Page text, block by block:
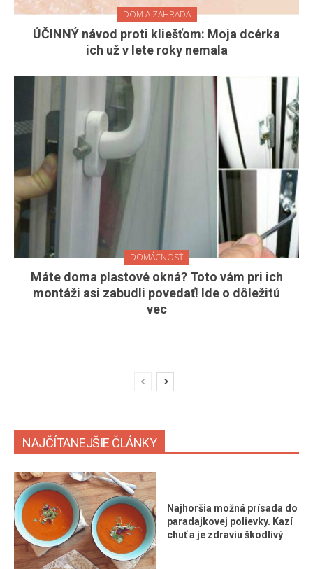
DOM A ZÁHRADA
ÚČINNÝ návod proti kliešťom: Moja dcérka
ich už v lete roky nemala
DOMÁCNOSŤ
Máte doma plastové okná? Toto vám pri ich
montáži asi zabudli povedať! Ide o dôležitú
vec
NAJČÍTANEJŠIE ČLÁNKY
Najhoršia možná prísada do
paradajkovej polievky. Kazí
chuť a je zdraviu škodlivý